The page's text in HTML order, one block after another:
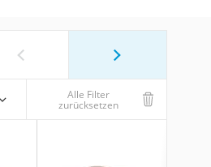
Alle Filter
zurücksetzen